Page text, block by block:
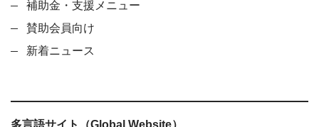
補助金・支援メニュー
賛助会員向け
新着ニュース